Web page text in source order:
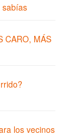
sabías
CARO, MÁS
los vecinos